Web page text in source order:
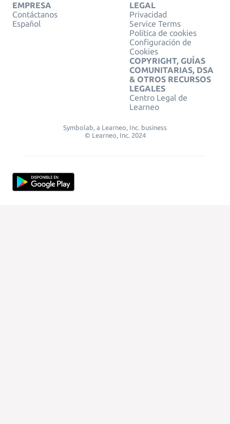
EMPRESA
Contáctanos
Español
LEGAL
Privacidad
Service Terms
Política de cookies
Configuración de
Cookies
COPYRIGHT, GUÍAS
COMUNITARIAS, DSA
& OTROS RECURSOS
LEGALES
Centro Legal de
Learneo
Symbolab, a Learneo, Inc. business
© Learneo, Inc. 2024